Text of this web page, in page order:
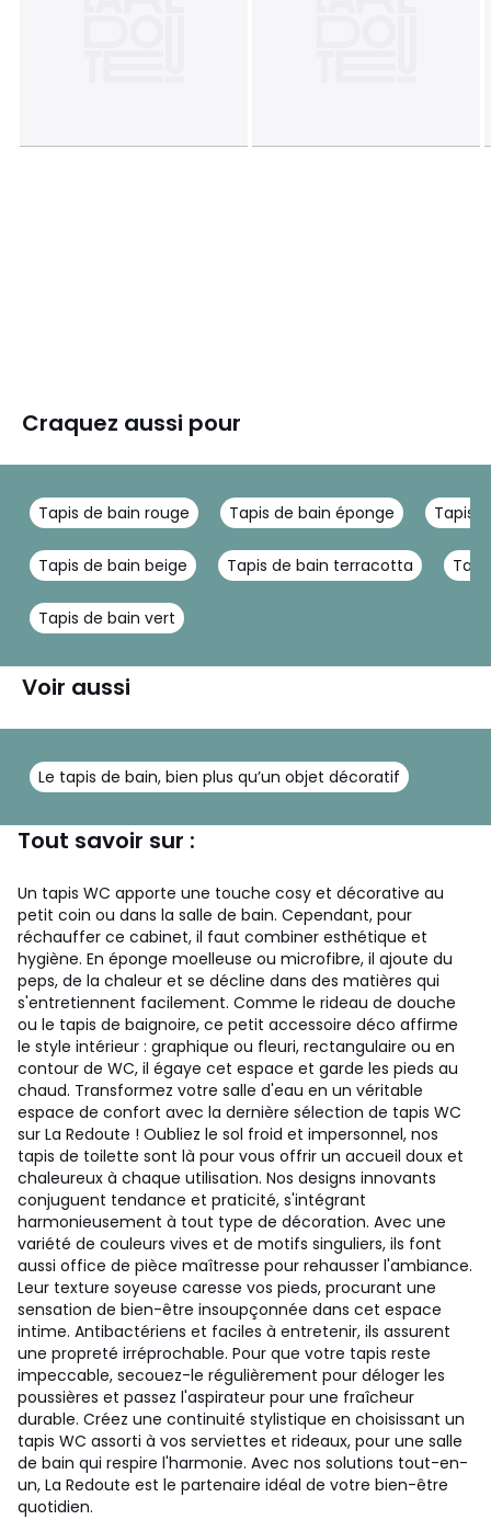
Craquez aussi pour
Tapis de bain rouge Tapis de bain éponge Tapis
Tapis de bain beige Tapis de bain terracotta
Tapis de bain vert
Voir aussi
Le tapis de bain, bien plus qu’un objet décoratif
Tout savoir sur :
Un tapis WC apporte une touche cosy et décorative au
petit coin ou dans la salle de bain. Cependant, pour
réchauffer ce cabinet, il faut combiner esthétique et
hygiène. En éponge moelleuse ou microfibre, il ajoute du
peps, de la chaleur et se décline dans des matières qui
s'entretiennent facilement. Comme le rideau de douche
ou le tapis de baignoire, ce petit accessoire déco affirme
le style intérieur : graphique ou fleuri, rectangulaire ou en
contour de WC, il égaye cet espace et garde les pieds au
chaud. Transformez votre salle d'eau en un véritable
espace de confort avec la dernière sélection de tapis WC
sur La Redoute ! Oubliez le sol froid et impersonnel, nos
tapis de toilette sont là pour vous offrir un accueil doux et
chaleureux à chaque utilisation. Nos designs innovants
conjuguent tendance et praticité, s'intégrant
harmonieusement à tout type de décoration. Avec une
variété de couleurs vives et de motifs singuliers, ils font
aussi office de pièce maîtresse pour rehausser l'ambiance.
Leur texture soyeuse caresse vos pieds, procurant une
sensation de bien-être insoupçonnée dans cet espace
intime. Antibactériens et faciles à entretenir, ils assurent
une propreté irréprochable. Pour que votre tapis reste
impeccable, secouez-le régulièrement pour déloger les
poussières et passez l'aspirateur pour une fraîcheur
durable. Créez une continuité stylistique en choisissant un
tapis WC assorti à vos serviettes et rideaux, pour une salle
de bain qui respire l'harmonie. Avec nos solutions tout-en-
un, La Redoute est le partenaire idéal de votre bien-être
quotidien.